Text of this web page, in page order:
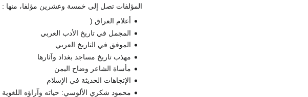
المؤلفات تصل إلى خمسة وعشرين مؤلفا، منها :
أعلام العراق (
المجمل في تاريخ الأدب العربي
الموفق في التاريخ العربي
مهذب تاريخ مساجد بغداد وآثارها
مأساة الشاعر وضاح اليمن
الإتجاهات الحديثة في الإسلام
محمود شكري الألوسي: حياته وآراؤه اللغوية